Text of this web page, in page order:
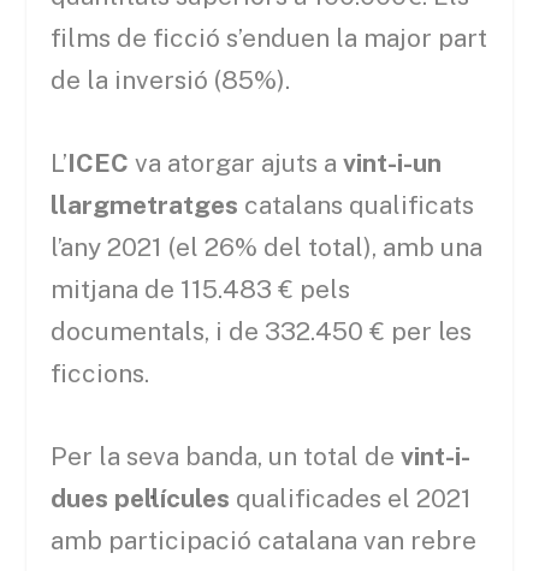
films de ficció s’enduen la major part
de la inversió (85%).
L’ICEC va atorgar ajuts avint-i-un
llargmetratges catalans qualificats
l’any 2021 (el 26% del total), amb una
mitjana de 115.483 € pels
documentals, i de 332.450 € per les
ficcions.
Per la seva banda, un total devint-i-
dues pel·lícules qualificades el 2021
amb participació catalana van rebre